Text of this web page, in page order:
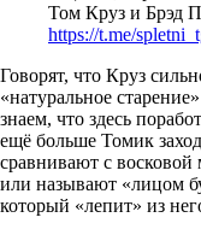
Том Круз и Брэд
https://t.me/
Говорят, что Круз
«натуральное
знаем, что здесь
ещё больше Томик
сравнивают с восковой
или называют «лицом
который «лепит» из